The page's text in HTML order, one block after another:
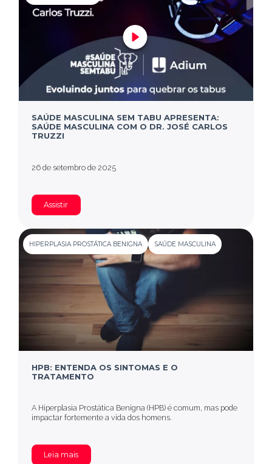
SAÚDE MASCULINA SEM TABU APRESENTA:
SAÚDE MASCULINA COM O DR. JOSÉ CARLOS
TRUZZI
26 de setembro de 2025
Assistir
HIPERPLASIA PROSTÁTICA BENIGNA SAÚDE MASCULINA
HPB: ENTENDA OS SINTOMAS E O
TRATAMENTO
A Hiperplasia Prostática Benigna (HPB) é comum, mas pode
impactar fortemente a vida dos homens.
Leia mais